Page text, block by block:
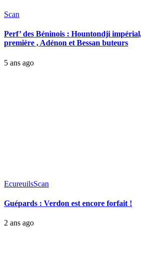
Scan
Perf’ des Béninois : Hountondji
première , Adénon et Bessan buteurs
5 ans ago
EcureuilsScan
Guépards : Verdon est encore forfait !
2 ans ago